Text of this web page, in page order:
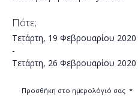
Πότε;
Τετάρτη, 19 Φεβρουαρίου 2020
-
Τετάρτη, 26 Φεβρουαρίου 2020
Προσθήκη στο ημερολόγιό σας